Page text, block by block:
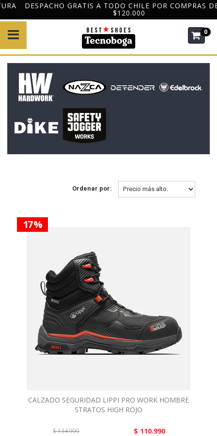
DESPACHO GRATIS A TODO CHILE POR COMPRAS DESDE
$120.000
0
Ordenar por:
17 %
CALZADO SEGURIDAD LIPPI PRO WORK HOMBRE
STRATOS HIGH ROJO
$ 134.990 $ 110.990